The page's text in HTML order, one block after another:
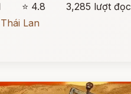
⭐ 4.8
3,285 lượt đọc
Lan